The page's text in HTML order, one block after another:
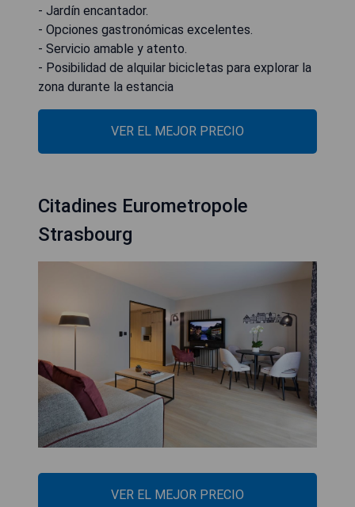
- Jardín encantador.
- Opciones gastronómicas excelentes.
- Servicio amable y atento.
- Posibilidad de alquilar bicicletas para explorar la
zona durante la estancia
VER EL MEJOR PRECIO
Citadines Eurometropole
Strasbourg
VER EL MEJOR PRECIO